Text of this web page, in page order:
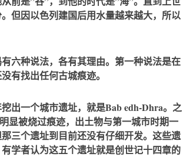
但因以色列建国后用水量越来越大，所以
六种说法，各有其理由。第一种说法是在
有找出任何古城痕迹。
出一个城市遗址，就是Bab edh-Dhra。之
显被烧过痕迹，出土物与第一城市时期一
三个遗址到目前还没有仔细开发。这些遗
学者认为这五个遗址就是创世记十四章的